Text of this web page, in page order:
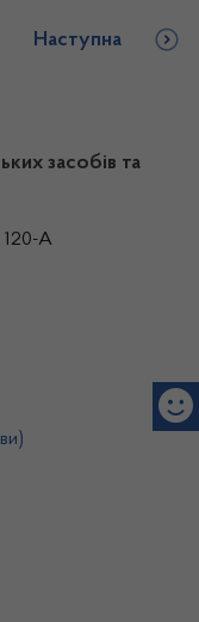
Наступна
засобів та
120-А